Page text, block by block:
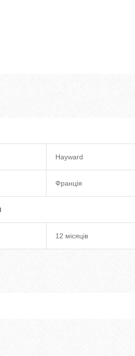
Hayward
Франція
12 місяців